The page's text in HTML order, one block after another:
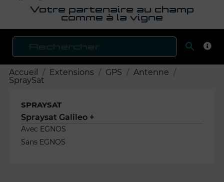
Votre partenaire au champ
comme à la vigne

Accueil Extensions GPS
Antenne
SpraySat
SPRAYSAT
Spraysat Galileo +
Avec EGNOS
Sans EGNOS